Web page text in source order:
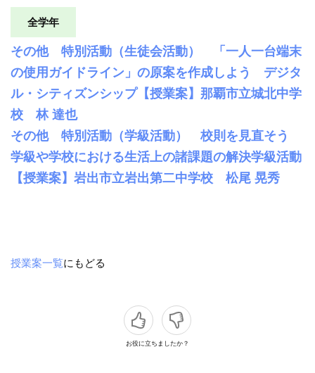
全学年
その他 特別活動（生徒会活動） 「一人一台端末
の使用ガイドライン」の原案を作成しよう デジタ
ル・シティズンシップ【授業案】那覇市立城北中学
校 林 達也
その他 特別活動（学級活動） 校則を見直そう
学級や学校における生活上の諸課題の解決学級活動
【授業案】岩出市立岩出第二中学校 松尾 晃秀
授業案一覧にもどる
お役に立ちましたか？